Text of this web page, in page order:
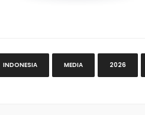
INDONESIA MEDIA 2026